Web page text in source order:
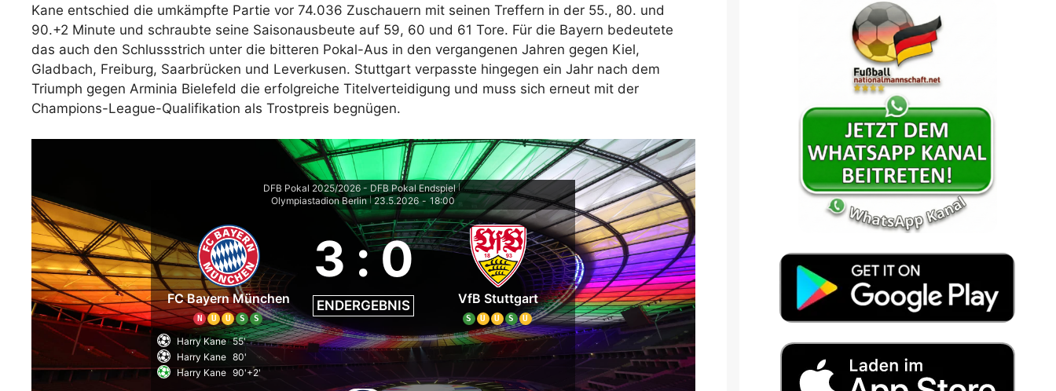
Kane entschied die umkämpfte Partie vor 74.036 Zuschauern mit seinen Treffern in der 55., 80. und
90.+2 Minute und schraubte seine Saisonausbeute auf 59, 60 und 61 Tore. Für die Bayern bedeutete
das auch den Schlussstrich unter die bitteren Pokal-Aus in den vergangenen Jahren gegen Kiel,
Gladbach, Freiburg, Saarbrücken und Leverkusen. Stuttgart verpasste hingegen ein Jahr nach dem
Triumph gegen Arminia Bielefeld die erfolgreiche Titelverteidigung und muss sich erneut mit der
Champions-League-Qualifikation als Trostpreis begnügen.
DFB Pokal 2025/2026 - DFB Pokal Endspiel |
Olympiastadion Berlin | 23.5.2026 - 18:00
FC Bayern München
N U U S S
3 :0
ENDERGEBNIS VfB Stuttgart
S U U S U
Harry Kane 55'
Harry Kane 80'
Harry Kane 90'+2'